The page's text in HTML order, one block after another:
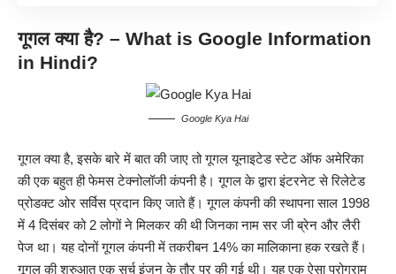
गूगल क्या है? – What is Google Information
in Hindi?
Google Kya Hai
गूगल क्या है, इसके बारे में बात की जाए तो गूगल यूनाइटेड स्टेट ऑफ अमेरिका
की एक बहुत ही फेमस टेक्नोलॉजी कंपनी है। गूगल के द्वारा इंटरनेट से रिलेटेड
प्रोडक्ट ओर सर्विस प्रदान किए जाते हैं। गूगल कंपनी की स्थापना साल 1998
में 4 दिसंबर को 2 लोगों ने मिलकर की थी जिनका नाम सर जी ब्रेन और लैरी
पेज था। यह दोनों गूगल कंपनी में तकरीबन 14% का मालिकाना हक रखते हैं।
गूगल की शुरुआत एक सर्च इंजन के तौर पर की गई थी। यह एक ऐसा प्रोग्राम